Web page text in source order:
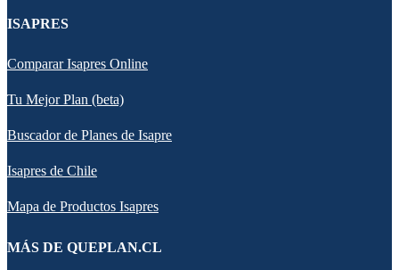
ISAPRES
Comparar Isapres Online
Tu Mejor Plan (beta)
Buscador de Planes de Isapre
Isapres de Chile
Mapa de Productos Isapres
MÁS DE QUEPLAN.CL